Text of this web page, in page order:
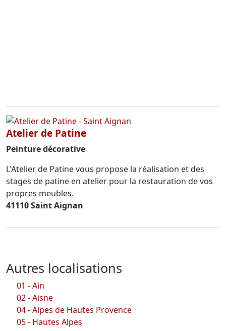
Atelier de Patine
Peinture décorative
L'Atelier de Patine vous propose la réalisation et des
stages de patine en atelier pour la restauration de vos
propres meubles.
41110 Saint Aignan
Autres localisations
01 - Ain
02 - Aisne
04 - Alpes de Hautes Provence
05 - Hautes Alpes